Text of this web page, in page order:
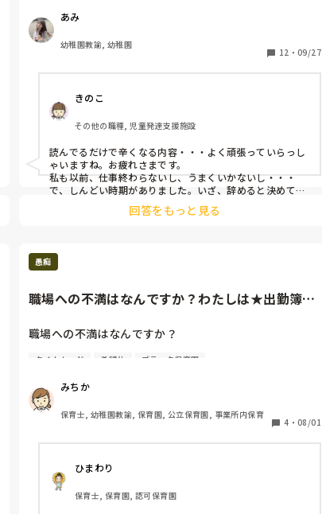
ド押してからの残業、給料は理事の気分によって減額、
能力以上の仕事の追求、休憩無し、土曜出勤、毎日の緊
張（いつ怒られるか）、全員の前で追い詰める、持ち帰
りの仕事…もう楽になりたい…
3月まで耐えてそのあと韓国に気分転換で長い旅行行き
良いことなんて何もない。
誰も話聞いてくれない。
私が話しても無関心な人たち
もう楽になりたい。
あみ
幼稚園教諭, 幼稚園
12 ・ 09/27
きのこ
その他の職種, 児童発達支援施設
読んでるだけで辛くなる内容・・・よく頑張っていらっし
ゃいますね。お疲れさまです。
私も以前、仕事終わらないし、うまくいかないし・・・
で、しんどい時期がありました。いざ、辞めると決めて期
限ができたら少し楽になりましたし、実際にやめたら同じ
保育の業界でも違う世界がありました。
回答をもっと見る
愚痴
職場への不満はなんですか？わたしは★出勤簿に
職場への不満はなんですか？
★出勤簿に嘘の勤務時間を書かされること
★休憩がほぼない
★仕事で使う材料費が自費
★有休は好きな時にとれず勝手に入れられる
★正規と臨時で同じ仕事量なのに給料が違う
まだ他にもありますがとりあえずここまで。
タイムカード 希望休 ブラック保育園
みちか
保育士, 幼稚園教諭, 保育園, 公立保育園, 事業所内保育
4 ・ 08/01
ひまわり
保育士, 保育園, 認可保育園